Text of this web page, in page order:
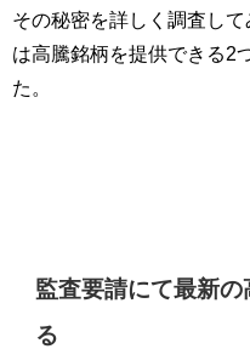
その秘密を詳しく調査し
は高騰銘柄を提供できる2
た。
監査要請にて最新
る